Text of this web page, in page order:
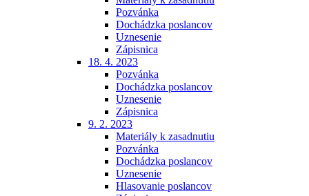
Pozvánka
Dochádzka poslancov
Uznesenie
Zápisnica
18. 4. 2023
Pozvánka
Dochádzka poslancov
Uznesenie
Zápisnica
9. 2. 2023
Materiály k zasadnutiu
Pozvánka
Dochádzka poslancov
Uznesenie
Hlasovanie poslancov